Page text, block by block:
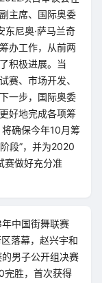
主席、国际奥委
东尼奥·萨马兰奇
办工作，从前两
积极进展。当
赛、市场开发、
一步，国际奥委
好地完成各项筹
确保今年10月筹
段”，并为2020
赛做好充分准
中国街舞联赛
落幕，赵兴宇和
男子公开组决赛
完胜，首次获得